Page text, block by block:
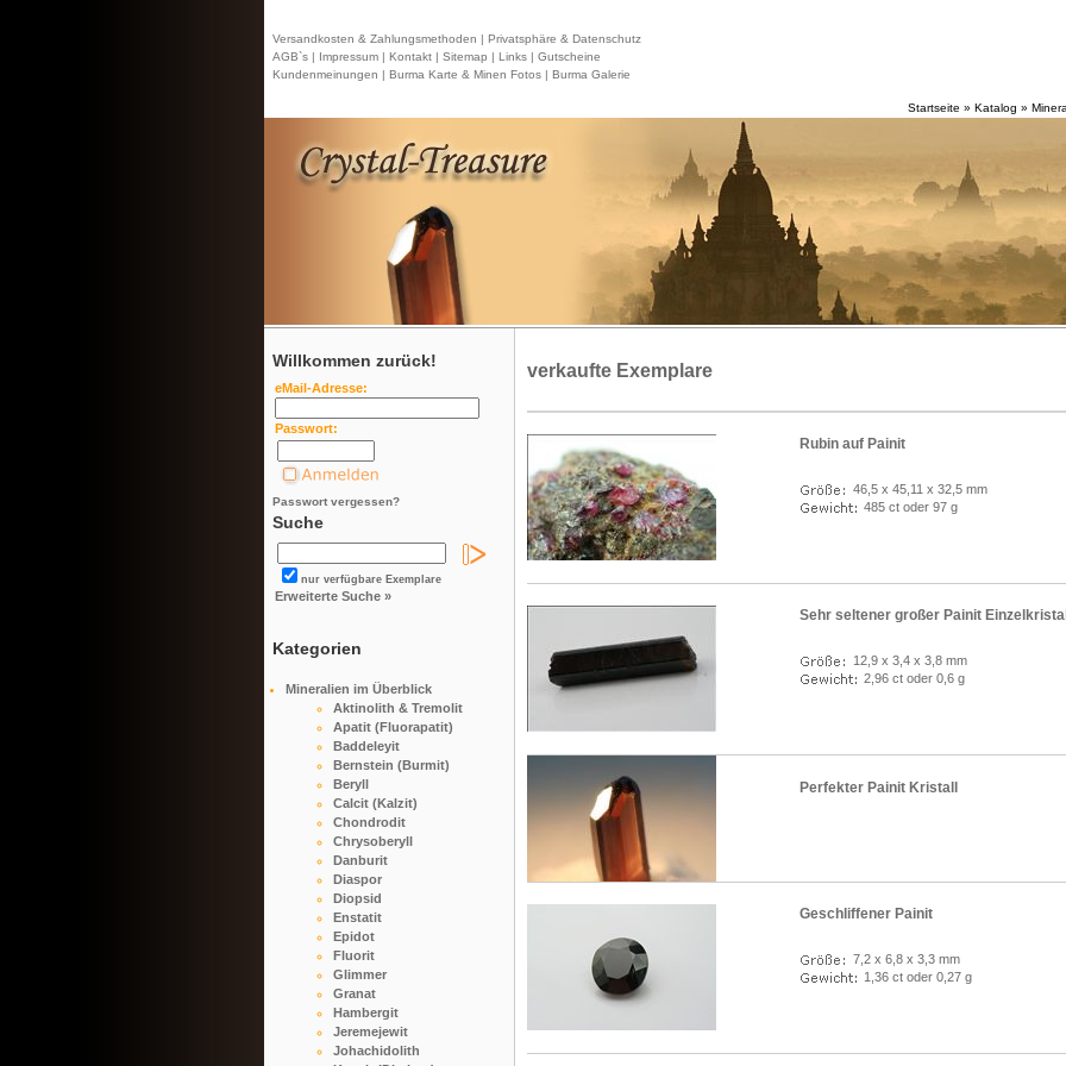
Versandkosten & Zahlungsmethoden | Privatsphäre & Datenschutz
AGB`s | Impressum | Kontakt | Sitemap | Links | Gutscheine
Kundenmeinungen | Burma Karte & Minen Fotos | Burma Galerie
Startseite » Katalog »
Willkommen zurück!
eMail-Adresse:
Passwort:
Passwort vergessen?
Suche
nur verfügbare Exemplare
Erweiterte Suche »
Kategorien
Mineralien im Überblick
Aktinolith & Tremolit
Apatit (Fluorapatit)
Baddeleyit
Bernstein (Burmit)
Beryll
Calcit (Kalzit)
Chondrodit
Chrysoberyll
Danburit
Diaspor
Diopsid
Enstatit
Epidot
Fluorit
Glimmer
Granat
Hambergit
Jeremejewit
Johachidolith
verkaufte Exemplare
Rubin auf Painit
46,5 x 45,11 x 32,5 mm
485 ct oder 97 g
Sehr seltener großer Painit
12,9 x 3,4 x 3,8 mm
2,96 ct oder 0,6 g
Perfekter Painit Kristall
Geschliffener Painit
7,2 x 6,8 x 3,3 mm
1,36 ct oder 0,27 g